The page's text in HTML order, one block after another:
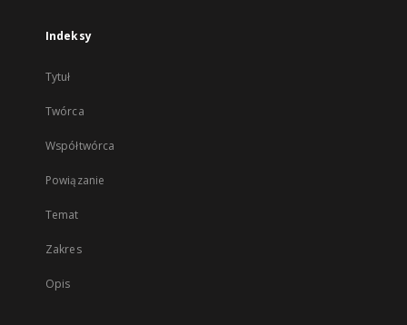
Indeksy
Tytuł
Twórca
Współtwórca
Powiązanie
Temat
Zakres
Opis